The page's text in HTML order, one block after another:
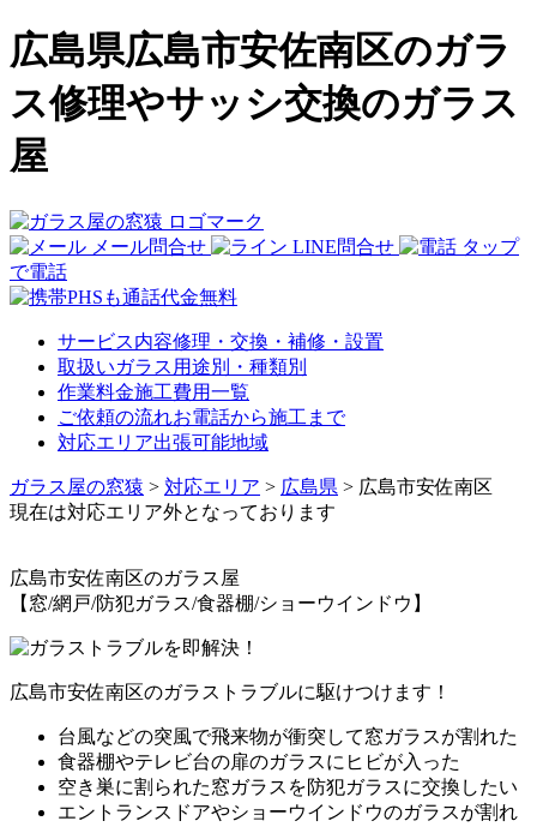
広島県広島市安佐南区のガラ
ス修理やサッシ交換のガラス
屋
メール問合せ LINE問合せ
タップ
で電話
サービス内容修理・交換・補修・設置
取扱いガラス 用途別・種類別
作業料金施工費用一覧
ご依頼の流れお電話から施工まで
対応エリア出張可能地域
ガラス屋の窓猿 > 対応エリア > 広島県 > 広島市安佐南区
現在は対応エリア外となっております
広島市安佐南区のガラス屋
【窓/網戸/防犯ガラス/食器棚/ショーウインドウ】
広島市安佐南区のガラストラブルに駆けつけます！
台風などの突風で飛来物が衝突して窓ガラスが割れた
食器棚やテレビ台の扉のガラスにヒビが入った
空き巣に割られた窓ガラスを防犯ガラスに交換したい
エントランスドアやショーウインドウのガラスが割れ